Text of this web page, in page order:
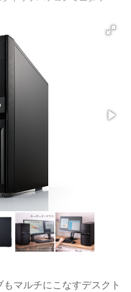
マルチにこなすデスクト